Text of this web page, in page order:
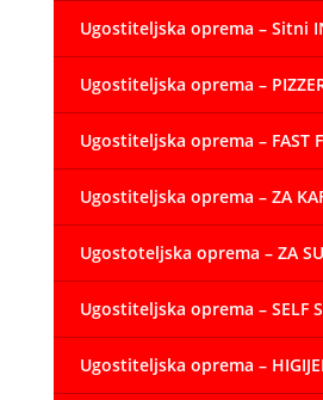
Ugostiteljska oprema – Sitni
Ugostiteljska oprema –
Ugostiteljska oprema – FAST
Ugostiteljska oprema – ZA
Ugostoteljska oprema – ZA
Ugostiteljska oprema – SELF
Ugostiteljska oprema –